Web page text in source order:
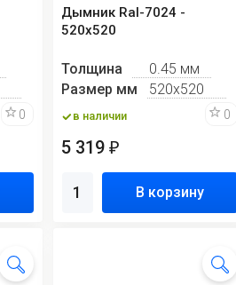
0
Дымник Ral-7024 -
520х520
Толщина
0.45 мм
Размер мм
520х520
в наличии 0
5 319₽
В корзину